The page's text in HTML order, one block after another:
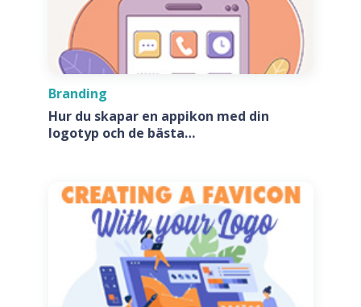
Branding
Hur du skapar en appikon med din
logotyp och de bästa